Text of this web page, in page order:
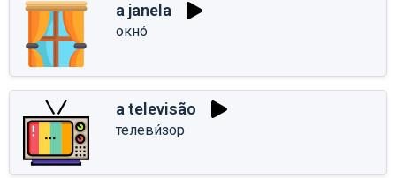
a janela
окно́
a televisão
телеви́зор